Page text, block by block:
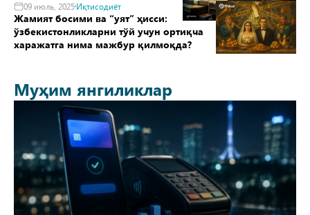
09 июль, 2025Иқтисодиёт
Жамият босими ва “уят” ҳисси:
ўзбекистонликларни тўй учун ортиқча
харажатга нима мажбур қилмоқда?
Муҳим янгиликлар